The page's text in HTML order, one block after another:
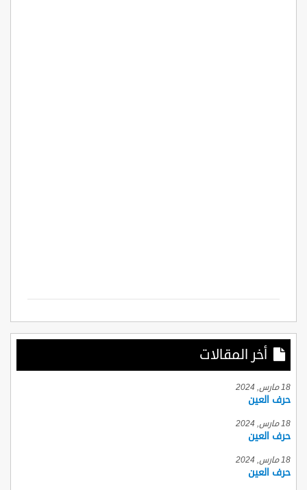
أخر المقالات
18 مارس, 2024
حرف العين
18 مارس, 2024
حرف العين
18 مارس, 2024
حرف العين